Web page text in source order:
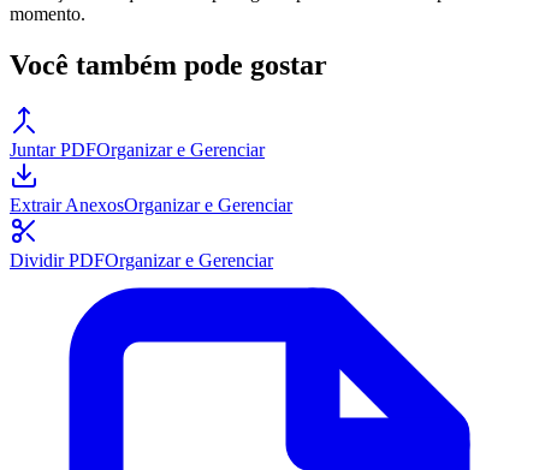
momento.
Você também pode gostar
Juntar PDFOrganizar e Gerenciar
Extrair AnexosOrganizar e Gerenciar
Dividir PDFOrganizar e Gerenciar